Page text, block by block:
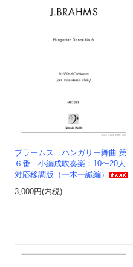
ブラームス ハンガリー舞曲 第
６番 小編成吹奏楽：10〜20人
対応移調版（一木一誠編）
3,000円(内税)